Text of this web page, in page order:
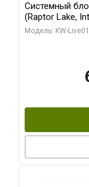
Системный
(Raptor Lake,
модуля)/ Afox
Модель: KW-